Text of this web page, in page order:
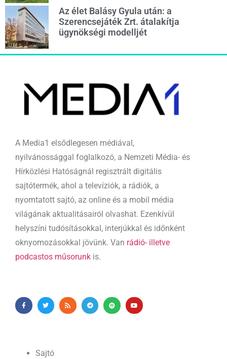
Az élet Balásy Gyula után: a
Szerencsejáték Zrt. átalakítja
ügynökségi modelljét
A Media1 elsődlegesen médiával,
nyilvánossággal foglalkozó, a Nemzeti Média- és
Hírközlési Hatóságnál regisztrált digitális
sajtótermék, ahol a televíziók, a rádiók, a
nyomtatott sajtó, az online és a mobil média
világának aktualitásairól olvashat. Ezenkívül
helyszíni tudósításokkal, interjúkkal és időnként
oknyomozásokkal jövünk. Van rádió- illetve
podcastos műsorunk is.
Sajtó